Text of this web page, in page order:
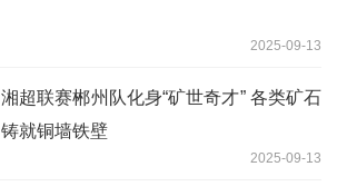
2025-09-13
湘超联赛郴州队化身“矿世奇才” 各类矿石
铸就铜墙铁壁
2025-09-13